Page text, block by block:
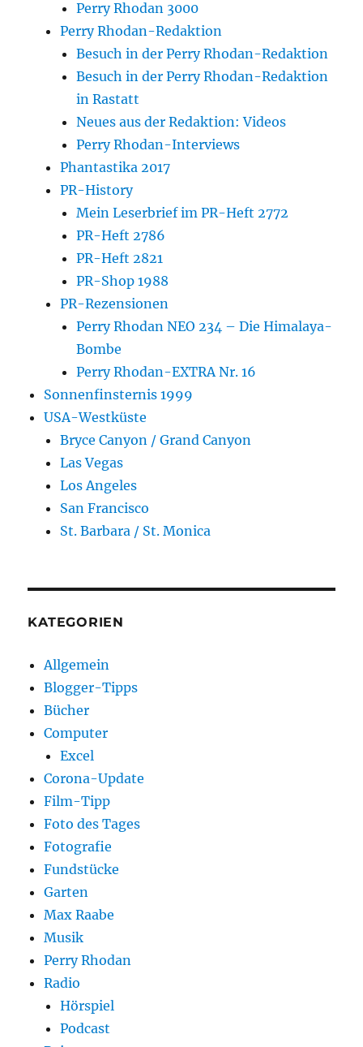
Perry Rhodan 3000
Perry Rhodan-Redaktion
Besuch in der Perry Rhodan-Redaktion
Besuch in der Perry Rhodan-Redaktion
in Rastatt
Neues aus der Redaktion: Videos
Perry Rhodan-Interviews
Phantastika 2017
PR-History
Mein Leserbrief im PR-Heft 2772
PR-Heft 2786
PR-Heft 2821
PR-Shop 1988
PR-Rezensionen
Perry Rhodan NEO 234 – Die Himalaya-
Bombe
Perry Rhodan-EXTRA Nr. 16
Sonnenfinsternis 1999
USA-Westküste
Bryce Canyon / Grand Canyon
Las Vegas
Los Angeles
San Francisco
St. Barbara / St. Monica
KATEGORIEN
Allgemein
Blogger-Tipps
Bücher
Computer
Excel
Corona-Update
Film-Tipp
Foto des Tages
Fotografie
Fundstücke
Garten
Max Raabe
Musik
Perry Rhodan
Radio
Hörspiel
Podcast